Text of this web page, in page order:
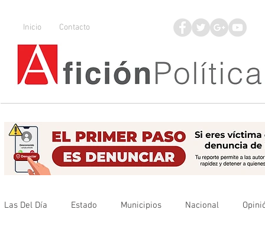
Inicio Contacto
Las Del Día Estado Municipios Nacional